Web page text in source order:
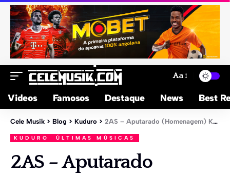
Aa
Videos Famosos Destaque News Best
Cele Musik > Blog > Kuduro > 2AS – Aputarado (Homenagem) Kuduro
KUDURO ÚLTIMAS MÚSICAS
2AS – Aputarado